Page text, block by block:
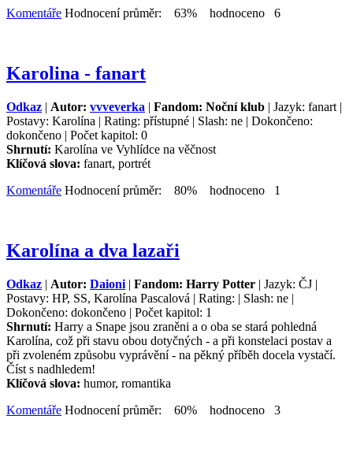
Komentáře Hodnocení průměr: 63% hodnoceno 6
Karolina - fanart
Odkaz | Autor: vvveverka | Fandom: Noční klub | Jazyk: fanart |
Postavy: Karolína | Rating: přístupné | Slash: ne | Dokončeno:
dokončeno | Počet kapitol: 0
Shrnutí: Karolína ve Vyhlídce na věčnost
Klíčová slova: fanart, portrét
Komentáře Hodnocení průměr: 80% hodnoceno 1
Karolína a dva lazaři
Odkaz | Autor: Daioni | Fandom: Harry Potter | Jazyk: ČJ |
Postavy: HP, SS, Karolína Pascalová | Rating: | Slash: ne |
Dokončeno: dokončeno | Počet kapitol: 1
Shrnutí: Harry a Snape jsou zraněni a o oba se stará pohledná
Karolína, což při stavu obou dotyčných - a při konstelaci postav a
při zvoleném způsobu vyprávění - na pěkný příběh docela vystačí.
Číst s nadhledem!
Klíčová slova: humor, romantika
Komentáře Hodnocení průměr: 60% hodnoceno 3